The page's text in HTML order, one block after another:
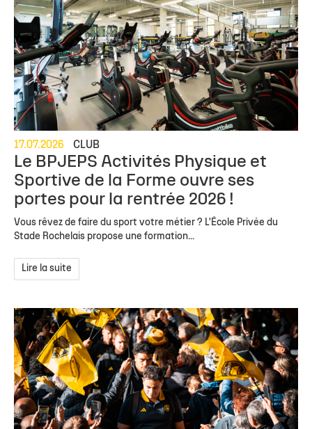
17.07.2026 CLUB
Le BPJEPS Activités Physique et
Sportive de la Forme ouvre ses
portes pour la rentrée 2026 !
Vous rêvez de faire du sport votre métier ? L'École Privée du
Stade Rochelais propose une formation...
Lire la suite